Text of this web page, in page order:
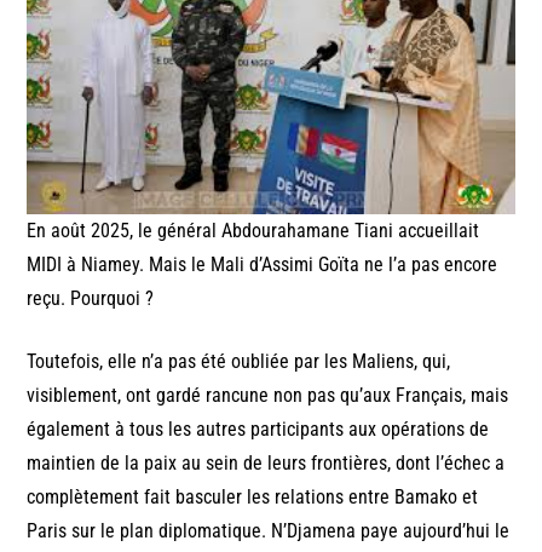
En août 2025, le général Abdourahamane Tiani accueillait
MIDI à Niamey. Mais le Mali d’Assimi Goïta ne l’a pas encore
reçu. Pourquoi ?
Toutefois, elle n’a pas été oubliée par les Maliens, qui,
visiblement, ont gardé rancune non pas qu’aux Français, mais
également à tous les autres participants aux opérations de
maintien de la paix au sein de leurs frontières, dont l’échec a
complètement fait basculer les relations entre Bamako et
Paris sur le plan diplomatique. N’Djamena paye aujourd’hui le